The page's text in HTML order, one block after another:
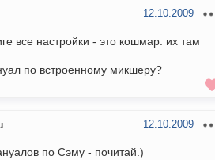
12.10.2009
все настройки - это кошмар. их там
по встроенному микшеру?
12.10.2009
по Сэму - почитай.)